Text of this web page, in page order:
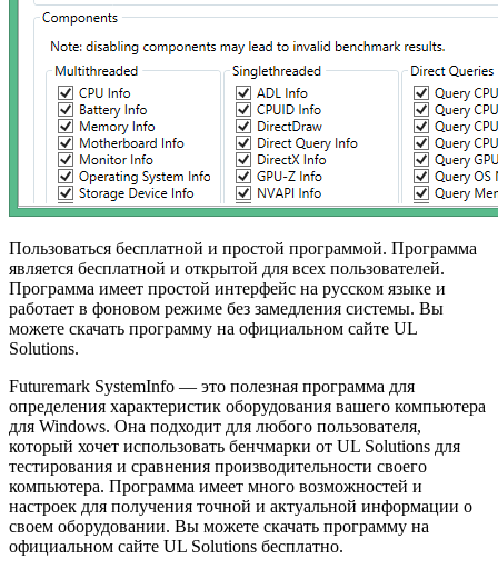
Пользоваться бесплатной и простой программой. Программа
является бесплатной и открытой для всех пользователей.
Программа имеет простой интерфейс на русском языке и
работает в фоновом режиме без замедления системы. Вы
можете скачать программу на официальном сайте UL
Solutions.
Futuremark SystemInfo — это полезная программа для
определения характеристик оборудования вашего компьютера
для Windows. Она подходит для любого пользователя,
который хочет использовать бенчмарки от UL Solutions для
тестирования и сравнения производительности своего
компьютера. Программа имеет много возможностей и
настроек для получения точной и актуальной информации о
своем оборудовании. Вы можете скачать программу на
официальном сайте UL Solutions бесплатно.